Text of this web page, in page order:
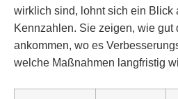
wirklich sind, lohnt sich ein Blick
Kennzahlen. Sie zeigen, wie gut
ankommen, wo es
welche Maßnahmen langfristig